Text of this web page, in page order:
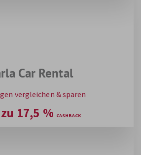
Car Rental
vergleichen & sparen
17,5 %